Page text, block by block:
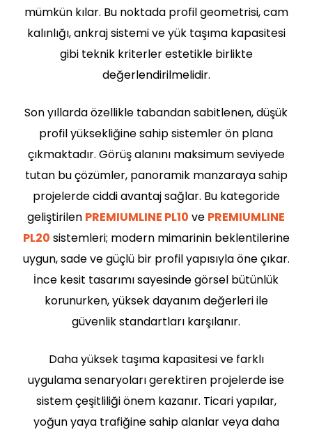
mümkün kılar. Bu noktada profil geometrisi, cam
kalınlığı, ankraj sistemi ve yük taşıma kapasitesi
gibi teknik kriterler estetikle birlikte
değerlendirilmelidir.
Son yıllarda özellikle tabandan sabitlenen, düşük
profil yüksekliğine sahip sistemler ön plana
çıkmaktadır. Görüş alanını maksimum seviyede
tutan bu çözümler, panoramik manzaraya sahip
projelerde ciddi avantaj sağlar. Bu kategoride
geliştirilen PREMIUMLINE PL10 ve PREMIUMLINE
PL20 sistemleri; modern mimarinin beklentilerine
uygun, sade ve güçlü bir profil yapısıyla öne çıkar.
İnce kesit tasarımı sayesinde görsel bütünlük
korunurken, yüksek dayanım değerleri ile
güvenlik standartları karşılanır.
Daha yüksek taşıma kapasitesi ve farklı
uygulama senaryoları gerektiren projelerde ise
sistem çeşitliliği önem kazanır. Ticari yapılar,
yoğun yaya trafiğine sahip alanlar veya daha